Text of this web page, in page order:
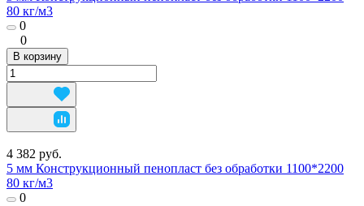
80 кг/м3
0
0
В корзину
4 382 руб.
5 мм Конструкционный пенопласт без обработки 1100*2200
80 кг/м3
0